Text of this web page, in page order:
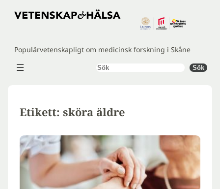
Hoppa
Populärvetenskapligt om medicinsk forskning i Skåne
Sök Sök
Etikett: sköra äldre